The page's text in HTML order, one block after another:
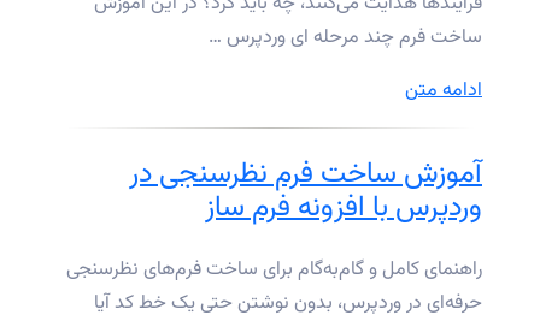
استفاده
ساخت فرم چند مرحله ای وردپرس …
ادامه متن“آموزش
ساخت
چند
مرحله
ای
وردپرس
آموزش ساخت فرم نظرسنجی در
وردپرس با افزونه فرم ساز
راهنمای کامل و گام‌به‌گام برای ساخت فرم‌های نظرسنجی
حرفه‌ای در وردپرس، بدون نوشتن حتی یک خط کد آیا